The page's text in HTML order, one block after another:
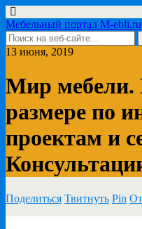
Мебельный портал M-ebli.ru
13 июня, 2019
Мир мебели.
размере по
проектам и
Поделиться Твитнуть Pin